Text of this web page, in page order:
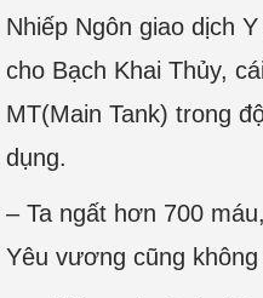
Nhiếp Ngôn giao dịch
cho Bạch Khai Thủy,
MT(Main Tank) trong
dụng.
– Ta ngất hơn 700
Yêu vương cũng